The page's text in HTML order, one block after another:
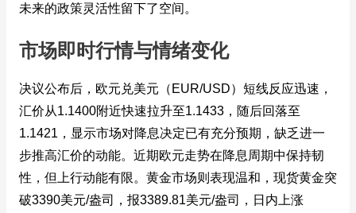
未来的政策灵活性留下了空间。
市场即时行情与情绪变化
决议公布后，欧元兑美元（EUR/USD）短线反应迅速，
汇价从1.1400附近快速拉升至1.1433，随后回落至
1.1421，显示市场对降息决定已有充分预期，缺乏进一
步推高汇价的动能。近期欧元走势在降息周期中保持韧
性，但上行动能有限。黄金市场则表现温和，现货黄金突
破3390美元/盎司，报3389.81美元/盎司，日内上涨